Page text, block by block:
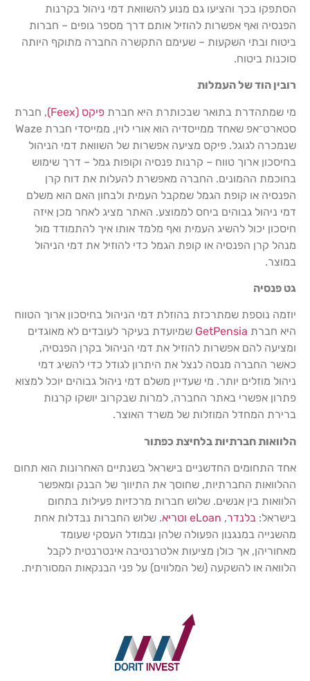
הסתפקו בכך והציעו גם מנוע להשוואת דמי ניהול בקרנות
הפנסיה ואף אפשרות להוזיל אותם דרך מספר גופים – חברות
ביטוח ובתי השקעות – שעימם התקשרה החברה מתוקף היותה
סוכנות ביטוח.
רובין הוד של העמלות
מי שמתהדרת בתואר שבכותרת היא חברת פיקס (Feex)
, חברת
סטארט־אפ שאחד ממייסדיה הוא אורי לוין, ממייסדי חברת Waze
שנמכרה לגוגל. פיקס מציעה אפשרות של השוואת דמי הניהול
בחיסכון ארוך טווח – קרנות פנסיה וקופות גמל – דרך שימוש
בחוכמת ההמונים. החברה מאפשרת להעלות את דוח קרן
הפנסיה או קופת הגמל שמקבל העמית ולבחון האם הוא משלם
דמי ניהול גבוהים ביחס לממוצע. האתר מציג לאחר מכן איזה
חיסכון יכול להשיג העמית ואף מלמד אותו איך להתמודד מול
מנהל קרן הפנסיה או קופת הגמל כדי להוזיל את דמי הניהול
במוצר.
גט פנסיה
יוזמה נוספת שמתרכזת בהוזלת דמי הניהול בחיסכון ארוך הטווח
היא חברת GetPensia שמיועדת בעיקר לעובדים לא מאוגדים
ומציעה להם אפשרות להוזיל את דמי הניהול בקרן הפנסיה,
כאשר החברה מנסה לנצל את היתרון לגודל כדי להשיג דמי
ניהול מוזלים יותר. מי שעדיין משלם דמי ניהול גבוהים יוכל למצוא
פתרון אפשרי באתר החברה, למרות שבקרוב יושקו קרנות
ברירת המחדל המוזלות של משרד האוצר.
הלוואות חברתיות בלחיצת כפתור
אחד התחומים החדשניים בישראל בשנתיים האחרונות הוא תחום
ההלוואות החברתיות, שחוסך את התיווך של הבנק ומאפשר
הלוואות בין אנשים. שלוש חברות מרכזיות פעילות בתחום
בישראל: בלנדר,
eLoan וטריא. שלוש החברות נבדלות אחת
מהשנייה במנגנון הפעולה שלהן ובמודל העסקי שעומד
מאחוריהן, אך כולן מציעות אלטרנטיבה אינטרנטית לקבל
הלוואה או להשקעה (של המלווים) על פני הבנקאות המסורתית.